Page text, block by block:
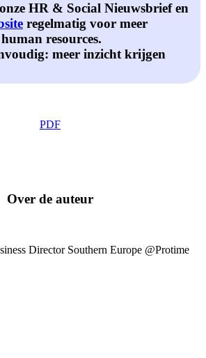
HR & Social Nieuwsbrief en
regelmatig voor meer
resources.
meer inzicht krijgen
PDF
Over de auteur
Director Southern Europe @Protime